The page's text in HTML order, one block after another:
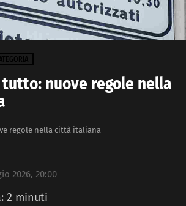
tutto: nuove regole nella
regole nella città italiana
2026, 20:00
2 minuti